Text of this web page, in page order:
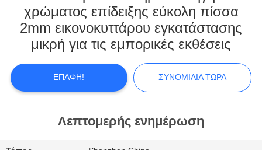
ΕΜΕΊΣ
ΓΎΡΟΣ
ΕΡΓΟΣΤΑΣΊΩΝ
ΈΛΕΓΧΟΣ
χρώματος επίδειξης εύκολη πίσσα
2mm εικονοκυττάρου εγκατάστασης
μικρή για τις εμπορικές εκθέσεις
ΕΠΑΦΉ! ΣΥΝΟΜΙΛΊΑ ΤΏΡΑ
Λεπτομερής ενημέρωση